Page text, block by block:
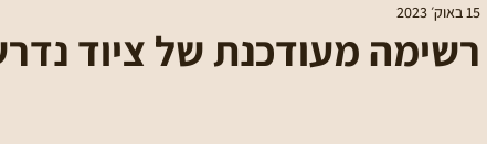
רשימה מעודכנת של ציוד
15 באוק׳ 2023